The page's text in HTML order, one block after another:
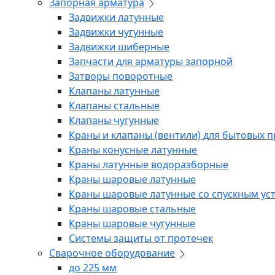
Запорная арматура
Задвижки латунные
Задвижки чугунные
Задвижки шиберные
Запчасти для арматуры запорной
Затворы поворотные
Клапаны латунные
Клапаны стальные
Клапаны чугунные
Краны и клапаны (вентили) для бытовых
Краны конусные латунные
Краны латунные водоразборные
Краны шаровые латунные
Краны шаровые латунные со спускным
Краны шаровые стальные
Краны шаровые чугунные
Системы защиты от протечек
Сварочное оборудование
до 225 мм